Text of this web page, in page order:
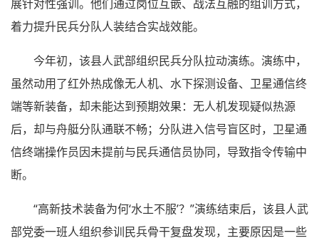
展针对性强训。他们通过岗位互嵌、战法互融的组训方式，
着力提升民兵分队人装结合实战效能。
今年初，该县人武部组织民兵分队拉动演练。演练中，
虽然动用了红外热成像无人机、水下探测设备、卫星通信终
端等新装备，却未能达到预期效果：无人机发现疑似热源
后，却与舟艇分队通联不畅；分队进入信号盲区时，卫星通
信终端操作员因未提前与民兵通信员协同，导致指令传输中
断。
“高新技术装备为何‘水土不服’？”演练结束后，该县人武
部党委一班人组织参训民兵骨干复盘发现，主要原因是一些